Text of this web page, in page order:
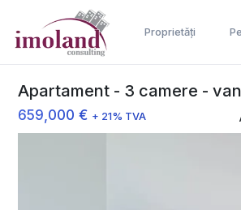
Proprietăți
Apartament - 3 camere -
659,000 € + 21% TVA